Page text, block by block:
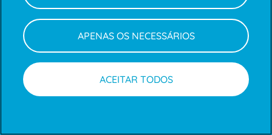
APENAS OS NECESSÁRIOS
ACEITAR TODOS